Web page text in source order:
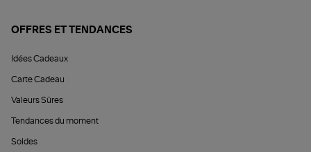
OFFRES ET TENDANCES
Idées Cadeaux
Carte Cadeau
Valeurs Sûres
Tendances du moment
Soldes